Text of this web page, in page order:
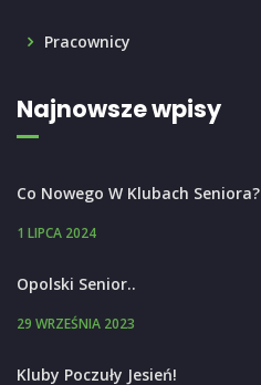
Pracownicy
Najnowsze wpisy
Co Nowego W Klubach Seniora?
1 LIPCA 2024
Opolski Senior..
29 WRZEŚNIA 2023
Kluby Poczuły Jesień!